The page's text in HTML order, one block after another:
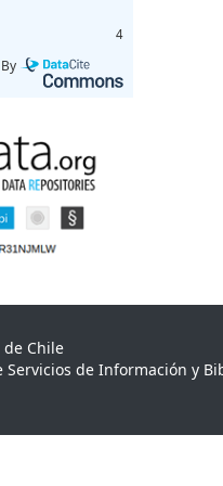
4
By
Chile
Servicios de Información y